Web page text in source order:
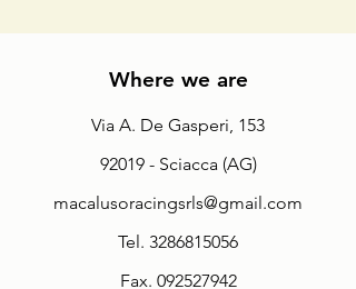
Where we are
Via A. De Gasperi, 153
92019 - Sciacca (AG)
macalusoracingsrls@gmail.com
Tel. 3286815056
Fax. 092527942